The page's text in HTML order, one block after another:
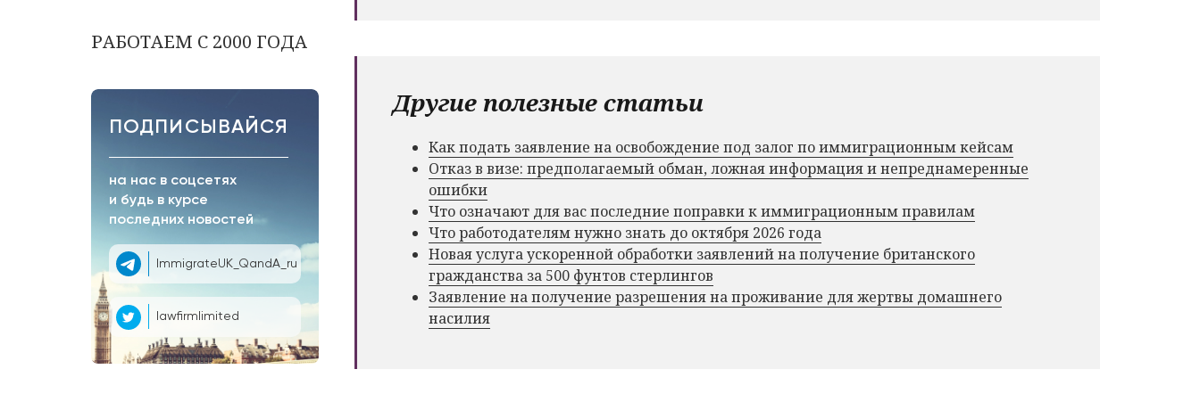
РАБОТАЕМ С 2000 ГОДА
ПОДПИСЫВАЙСЯ
на нас в соцсетях
и будь в курсе
последних новостей
ImmigrateUK_QandA_ru
lawfirmlimited
Другие полезные статьи
Как подать заявление на освобождение под залог по иммиграционным кейсам
Отказ в визе: предполагаемый обман, ложная информация и непреднамеренные
ошибки
Что означают для вас последние поправки к иммиграционным правилам
Что работодателям нужно знать до октября 2026 года
Новая услуга ускоренной обработки заявлений на получение британского
гражданства за 500 фунтов стерлингов
Заявление на получение разрешения на проживание для жертвы домашнего
насилия